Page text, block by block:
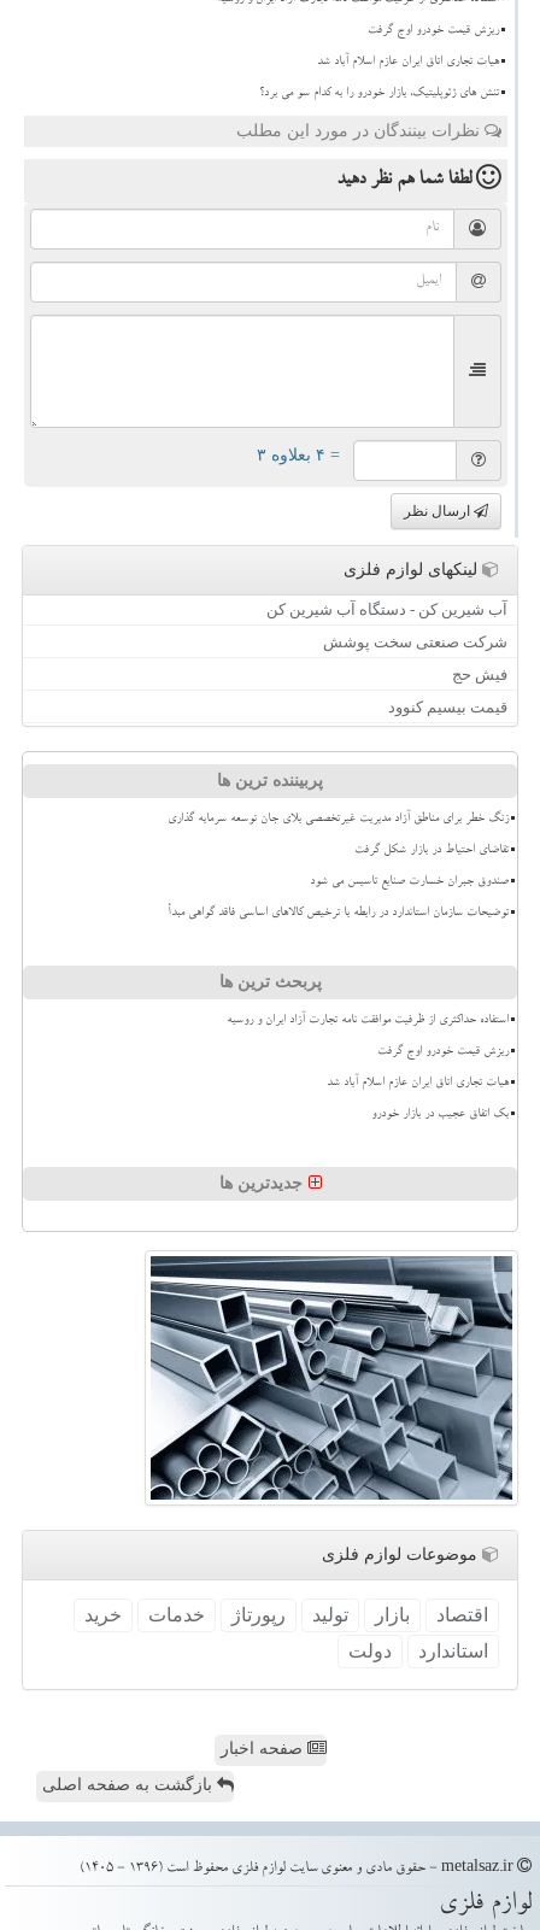
ریزش قیمت خودرو اوج گرفت
هیات تجاری اتاق ایران عازم اسلام آباد شد
تنش های ژئوپلیتیک، بازار خودرو را به کدام سو می برد؟
نظرات بینندگان در مورد این مطلب
لطفا شما همنظر دهید
= ۴ بعلاوه ۳
ارسال نظر
لینکهای لوازم فلزی
آب شیرین کن - دستگاه آب شیرین کن
شرکت صنعتی سخت پوشش
فیش حج
قیمت بیسیم کنوود
پربیننده ترین ها
زنگ خطر برای مناطق آزاد مدیریت غیرتخصصی بلای جان توسعه سرمایه گذاری
تقاضای احتیاط در بازار شکل گرفت
صندوق جبران خسارت صنایع تاسیس می شود
توضیحات سازمان استاندارد در رابطه با ترخیص کالاهای اساسی فاقد گواهی مبدأ
پربحث ترین ها
استفاده حداکثری از ظرفیت موافقت نامه تجارت آزاد ایران و روسیه
ریزش قیمت خودرو اوج گرفت
هیات تجاری اتاق ایران عازم اسلام آباد شد
بک اتفاق عجیب در بازار خودرو
جدیدترین ها
موضوعات لوازم فلزی
اقتصاد بازار تولید رپورتاژ خدمات
خرید
استاندارد
دولت
صفحه اخبار
بازگشت به صفحه اصلی
لوازم فلزی